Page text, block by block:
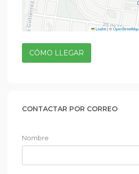
Leaflet|©OpenStreetMap
CÓMO LLEGAR
CONTACTAR POR CORREO
Nombre